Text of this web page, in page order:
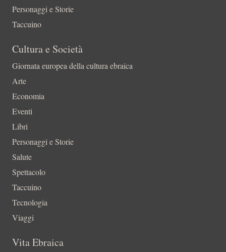
Personaggi e Storie
Taccuino
Cultura e Società
Giornata europea della cultura ebraica
Arte
Economia
Eventi
Libri
Personaggi e Storie
Salute
Spettacolo
Taccuino
Tecnologia
Viaggi
Vita Ebraica